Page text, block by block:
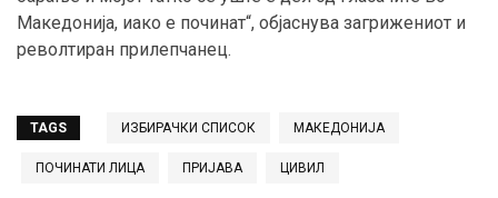
Македонија, иако е починат“, објаснува загрижениот и
револтиран прилепчанец.
TAGS ИЗБИРАЧКИ СПИСОК МАКЕДОНИЈА
ПОЧИНАТИ ЛИЦА ПРИЈАВА ЦИВИЛ